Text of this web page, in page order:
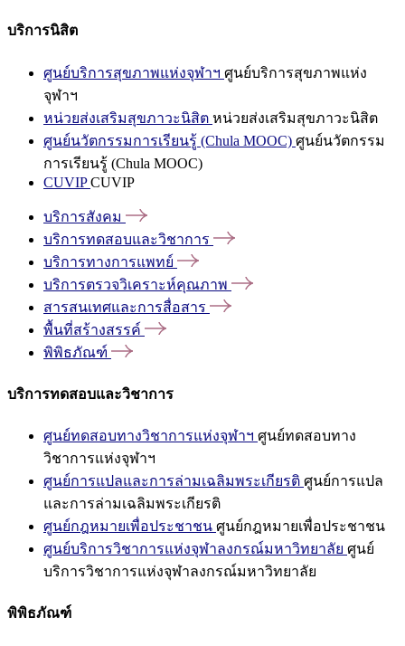
บริการนิสิต
ศูนย์บริการสุขภาพแห่งจุฬาฯ ศูนย์บริการสุขภาพแห่ง
จุฬาฯ
หน่วยส่งเสริมสุขภาวะนิสิต หน่วยส่งเสริมสุขภาวะนิสิต
ศูนย์นวัตกรรมการเรียนรู้ (Chula MOOC) ศูนย์นวัตกรรม
การเรียนรู้ (Chula MOOC)
CUVIPCUVIP
บริการสังคม
บริการทดสอบและวิชาการ
บริการทางการแพทย์
บริการตรวจวิเคราะห์คุณภาพ
สารสนเทศและการสื่อสาร
พื้นที่สร้างสรรค์
พิพิธภัณฑ์
บริการทดสอบและวิชาการ
ศูนย์ทดสอบทางวิชาการแห่งจุฬาฯ ศูนย์ทดสอบทาง
วิชาการแห่งจุฬาฯ
ศูนย์การแปลและการล่ามเฉลิมพระเกียรติ ศูนย์การแปล
และการล่ามเฉลิมพระเกียรติ
ศูนย์กฎหมายเพื่อประชาชน ศูนย์กฎหมายเพื่อประชาชน
ศูนย์บริการวิชาการแห่งจุฬาลงกรณ์มหาวิทยาลัย ศูนย์
บริการวิชาการแห่งจุฬาลงกรณ์มหาวิทยาลัย
พิพิธภัณฑ์